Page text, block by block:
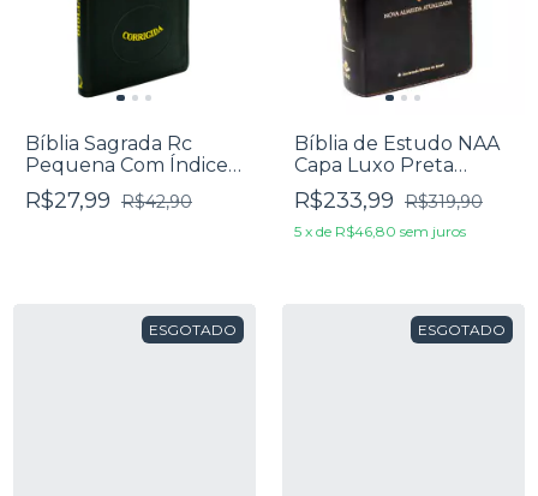
Bíblia Sagrada Rc
Pequena Com Índice -
Capa Luxo Preta
R$27,99 R$42,90
Bíblia de Estudo NAA
Capa Luxo Preta
Média
R$233,99 R$319,90
5 x de R$46,80 sem juros
ESGOTADO ESGOTADO